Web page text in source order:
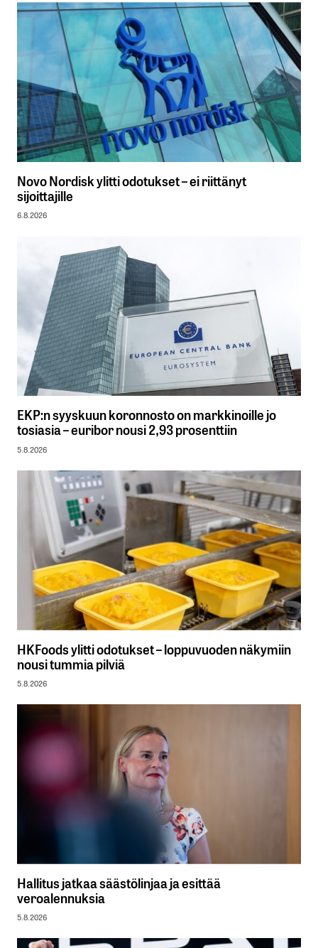
Novo Nordisk ylitti odotukset – ei riittänyt
sijoittajille
6.8.2026
EKP:n syyskuun koronnosto on markkinoille jo
tosiasia – euribor nousi 2,93 prosenttiin
5.8.2026
HKFoods ylitti odotukset – loppuvuoden näkymiin
nousi tummia pilviä
5.8.2026
Hallitus jatkaa säästölinjaa ja esittää
veroalennuksia
5.8.2026